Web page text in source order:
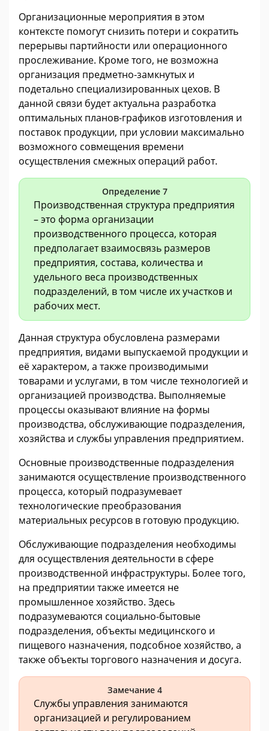
Организационные мероприятия в этом
контексте помогут снизить потери и сократить
перерывы партийности или операционного
прослеживание. Кроме того, не возможна
организация предметно-замкнутых и
подетально специализированных цехов. В
данной связи будет актуальна разработка
оптимальных планов-графиков изготовления и
поставок продукции, при условии максимально
возможного совмещения времени
осуществления смежных операций работ.
Определение 7
Производственная структура предприятия
– это форма организации
производственного процесса, которая
предполагает взаимосвязь размеров
предприятия, состава, количества и
удельного веса производственных
подразделений, в том числе их участков и
рабочих мест.
Данная структура обусловлена размерами
предприятия, видами выпускаемой продукции и
её характером, а также производимыми
товарами и услугами, в том числе технологией и
организацией производства. Выполняемые
процессы оказывают влияние на формы
производства, обслуживающие подразделения,
хозяйства и службы управления предприятием.
Основные производственные подразделения
занимаются осуществление производственного
процесса, который подразумевает
технологические преобразования
материальных ресурсов в готовую продукцию.
Обслуживающие подразделения необходимы
для осуществления деятельности в сфере
производственной инфраструктуры. Более того,
на предприятии также имеется не
промышленное хозяйство. Здесь
подразумеваются социально-бытовые
подразделения, объекты медицинского и
пищевого назначения, подсобное хозяйство, а
также объекты торгового назначения и досуга.
Замечание 4
Службы управления занимаются
организацией и регулированием